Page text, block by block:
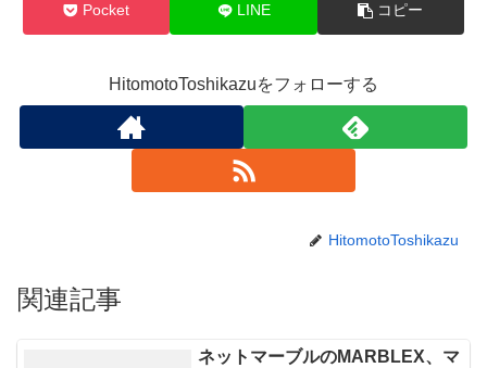
Pocket LINE コピー
HitomotoToshikazuをフォローする
HitomotoToshikazu
関連記事
ネットマーブルのMARBLEX、マ